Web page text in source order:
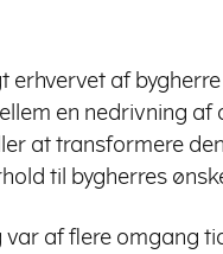
erhvervet af
en nedrivning
at transformere
til bygherres
var af flere omgang